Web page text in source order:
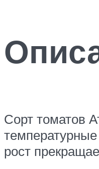
Сорт томатов
рост